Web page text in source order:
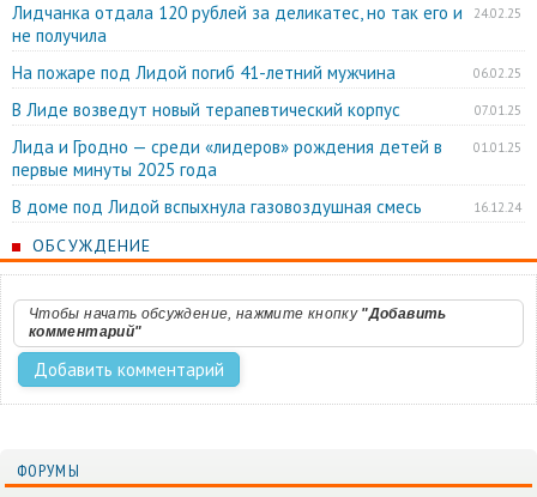
24.02.25
Лидчанка отдала 120 рублей за деликатес, но так его и
не получила
06.02.25
На пожаре под Лидой погиб 41-летний мужчина
07.01.25
В Лиде возведут новый терапевтический корпус
01.01.25
Лида и Гродно — среди «лидеров» рождения детей в
первые минуты 2025 года
16.12.24
В доме под Лидой вспыхнула газовоздушная смесь
ОБСУЖДЕНИЕ
Чтобы начать обсуждение, нажмите кнопку "Добавить
комментарий"
ФОРУМЫ